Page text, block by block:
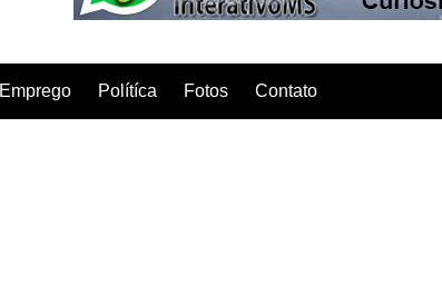
Emprego Polítíca Fotos Contato